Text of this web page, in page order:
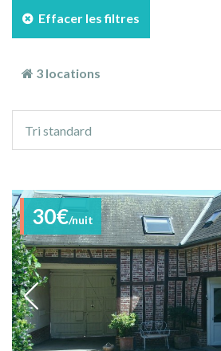
Effacer les filtres
3 locations
tri
Tri standard
30€/nuit